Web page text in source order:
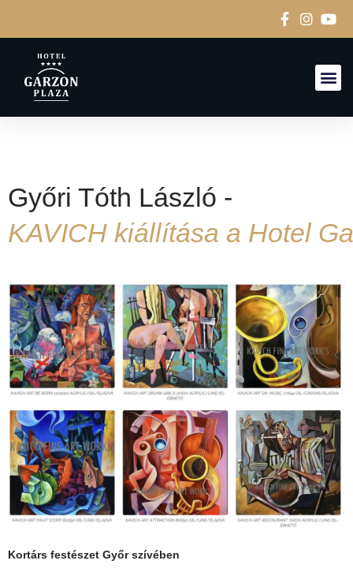
Győri Tóth László -
KAVICH kiállítása a Hotel
Kortárs festészet Győr szívében